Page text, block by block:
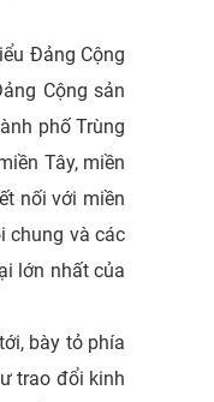
Đảng Cộng
Cộng sản
phố Trùng
Tây, miền
nối với miền
chung và các
lớn nhất của
bày tỏ phía
trao đổi kinh